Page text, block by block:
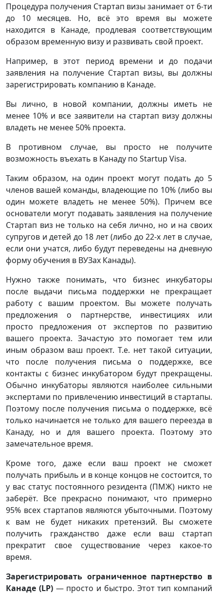
Процедура получения Стартап визы занимает от 6-ти
до 10 месяцев. Но, всё это время вы можете
находится в Канаде, продлевая соответствующим
образом временную визу и развивать свой проект.
Например, в этот период времени и до подачи
заявления на получение Стартап визы, вы должны
зарегистрировать компанию в Канаде.
Вы лично, в новой компании, должны иметь не
менее 10% и все заявители на стартап визу должны
владеть не менее 50% проекта.
В противном случае, вы просто не получите
возможность въехать в Канаду по Startup Visa.
Таким образом, на один проект могут подать до 5
членов вашей команды, владеющие по 10% (либо вы
один можете владеть не менее 50%). Причем все
основатели могут подавать заявления на получение
Стартап виз не только на себя лично, но и на своих
супругов и детей до 18 лет (либо до 22-х лет в случае,
если они учатся, либо будут переведены на дневную
форму обучения в ВУЗах Канады).
Нужно также понимать, что бизнес инкубаторы
после выдачи письма поддержки не прекращает
работу с вашим проектом. Вы можете получать
предложения о партнерстве, инвестициях или
просто предложения от экспертов по развитию
вашего проекта. Зачастую это помогает тем или
иным образом ваш проект. Т.е. нет такой ситуации,
что после получения письма о поддержке, все
контакты с бизнес инкубатором будут прекращены.
Обычно инкубаторы являются наиболее сильными
экспертами по привлечению инвестиций в стартапы.
Поэтому после получения письма о поддержке, всё
только начинается не только для вашего переезда в
Канаду, но и для вашего проекта. Поэтому это
замечательное время.
Кроме того, даже если ваш проект не сможет
получать прибыль и в конце концов не состоится, то
у вас статус постоянного резидента (ПМЖ) никто не
заберёт. Все прекрасно понимают, что примерно
95% всех стартапов являются убыточными. Поэтому
к вам не будет никаких претензий. Вы сможете
получить гражданство даже если ваш стартап
прекратит свое существование через какое-то
время.
Зарегистрировать ограниченное партнерство в
Канаде (LP) — просто и быстро. Этот тип компаний